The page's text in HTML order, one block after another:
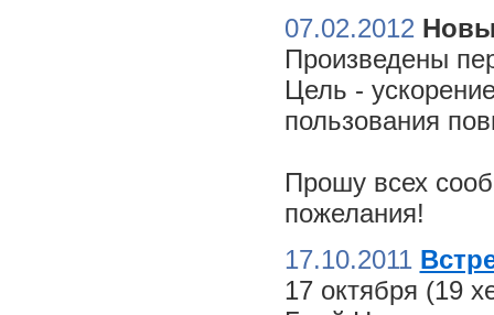
07.02.2012
Произведены
Цель -
пользования
Прошу всех
пожелания!
17.10.2011
17 октября (19